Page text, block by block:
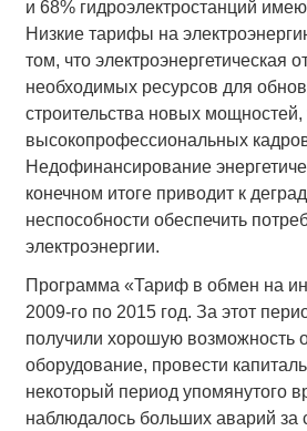
и 68% гидроэлектростанций
Низкие тарифы на
том, что электроэнергетическая
необходимых ресурсов для
строительства новых
высокопрофессиональных
Недофинансирование
конечном итоге приводит к
неспособности обеспечить
электроэнергии.
Программа «Тариф в обмен на
2009-го по 2015 год. За этот
получили хорошую возможность
оборудование, провести
некоторый период упомянутого
наблюдалось больших аварий за